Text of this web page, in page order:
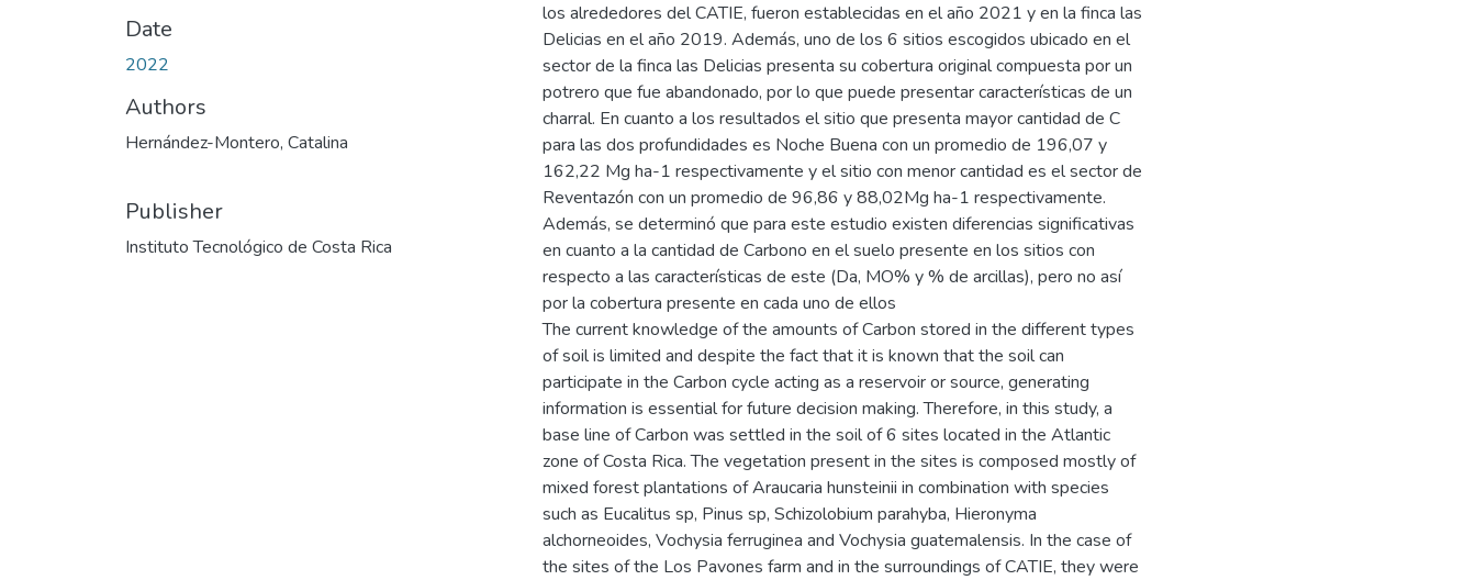
Date
2022
Authors
Hernández-Montero, Catalina
Publisher
Instituto Tecnológico de Costa Rica
los alrededores del CATIE, fueron establecidas en el año 2021 y en la finca las
Delicias en el año 2019. Además, uno de los 6 sitios escogidos ubicado en el
sector de la finca las Delicias presenta su cobertura original compuesta por un
potrero que fue abandonado, por lo que puede presentar características de un
charral. En cuanto a los resultados el sitio que presenta mayor cantidad de C
para las dos profundidades es Noche Buena con un promedio de 196,07 y
162,22 Mg ha-1 respectivamente y el sitio con menor cantidad es el sector de
Reventazón con un promedio de 96,86 y 88,02Mg ha-1 respectivamente.
Además, se determinó que para este estudio existen diferencias significativas
en cuanto a la cantidad de Carbono en el suelo presente en los sitios con
respecto a las características de este (Da, MO% y % de arcillas), pero no así
por la cobertura presente en cada uno de ellos
The current knowledge of the amounts of Carbon stored in the different types
of soil is limited and despite the fact that it is known that the soil can
participate in the Carbon cycle acting as a reservoir or source, generating
information is essential for future decision making. Therefore, in this study, a
base line of Carbon was settled in the soil of 6 sites located in the Atlantic
zone of Costa Rica. The vegetation present in the sites is composed mostly of
mixed forest plantations of Araucaria hunsteinii in combination with species
such as Eucalitus sp, Pinus sp, Schizolobium parahyba, Hieronyma
alchorneoides, Vochysia ferruginea and Vochysia guatemalensis. In the case of
the sites of the Los Pavones farm and in the surroundings of CATIE, they were